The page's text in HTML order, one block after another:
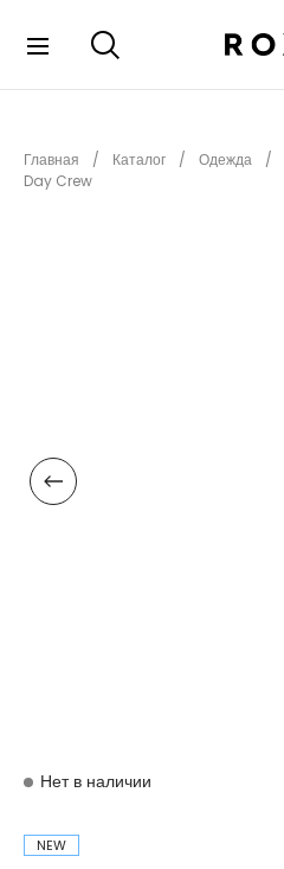
НОВИНКИ
АКСЕССУАРЫ
Главная Каталог Одежда
Day Crew
Нет в наличии
NEW